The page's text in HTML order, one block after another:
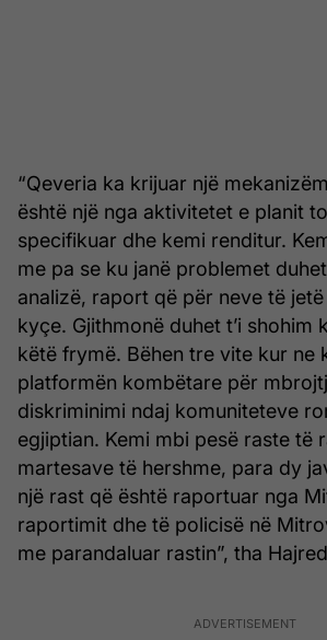
“Qeveria ka krijuar një
është një nga aktivitetet e planit
specifikuar dhe kemi renditur.
me pa se ku janë problemet
analizë, raport që për neve të
kyçe. Gjithmonë duhet t’i shohim
këtë frymë. Bëhen tre vite kur ne
platformën kombëtare për
diskriminimi ndaj komuniteteve
egjiptian. Kemi mbi pesë raste të
martesave të hershme, para dy
një rast që është raportuar nga
raportimit dhe të policisë në
me parandaluar rastin”, tha